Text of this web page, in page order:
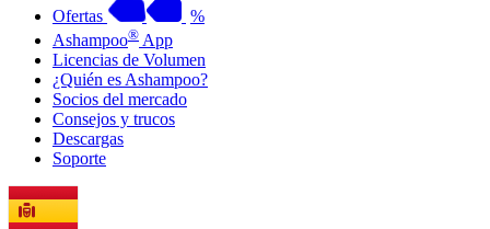
Ofertas
%
Ashampoo® App
Licencias de Volumen
¿Quién es Ashampoo?
Socios del mercado
Consejos y trucos
Descargas
Soporte